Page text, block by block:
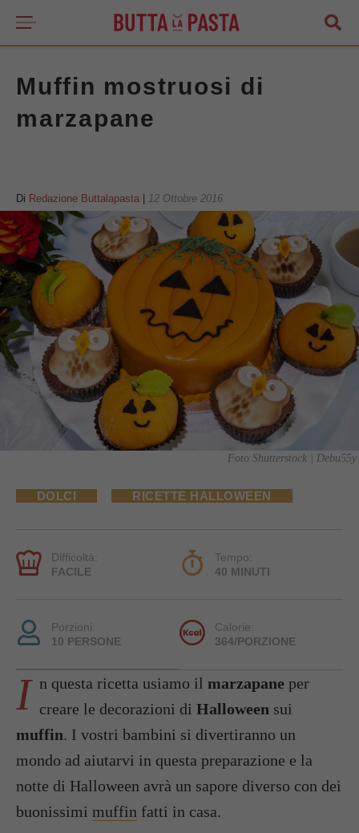
Muffin mostruosi di
marzapane
Di Redazione Buttalapasta 12 Ottobre 2016
Foto Shutterstock | Debu55y
DOLCI RICETTE HALLOWEEN
Difficoltà:
FACILE
Tempo:
40 MINUTI
Porzioni:
10 PERSONE
Calorie:
364/PORZIONE
I n questa ricetta usiamo il marzapane per
creare le decorazioni di Halloween sui
muffin. I vostri bambini si divertiranno un
mondo ad aiutarvi in questa preparazione e la
notte di Halloween avrà un sapore diverso con dei
buonissimi muffin fatti in casa.